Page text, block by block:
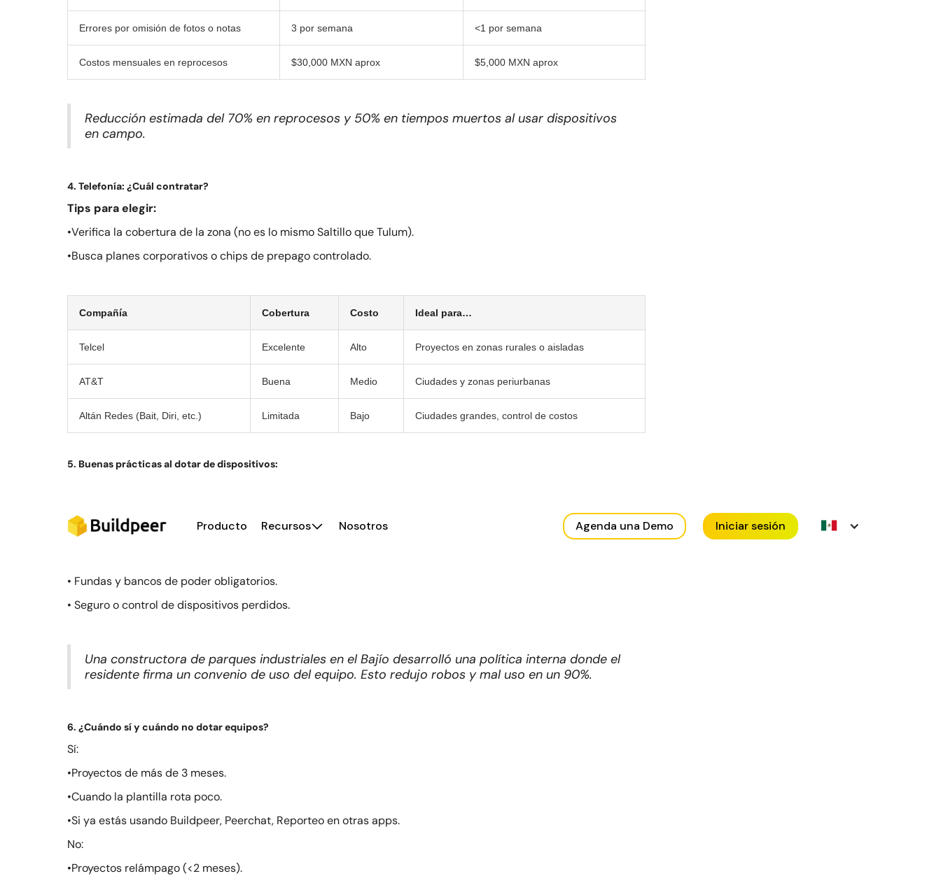
Producto Recursos Nosotros Agenda una Demo Iniciar sesión es-MX
Errores por omisión de fotos o notas 3 por semana <1 por semana
Costos mensuales en reprocesos $30,000 MXN aprox $5,000 MXN aprox
Reducción estimada del 70% en reprocesos y 50% en tiempos muertos al usar dispositivos
en campo.
4. Telefonía: ¿Cuál contratar?
Tips para elegir:
•Verifica la cobertura de la zona (no es lo mismo Saltillo que Tulum).
•Busca planes corporativos o chips de prepago controlado.
Compañía Cobertura Costo Ideal para…
Telcel Excelente Alto Proyectos en zonas rurales o aisladas
AT&T Buena Medio Ciudades y zonas periurbanas
Altán Redes (Bait, Diri, etc.) Limitada Bajo Ciudades grandes, control de costos
5. Buenas prácticas al dotar de dispositivos:
• Apps preinstaladas y bloqueadas.
• Fundas y bancos de poder obligatorios.
• Seguro o control de dispositivos perdidos.
Una constructora de parques industriales en el Bajío desarrolló una política interna donde el
residente firma un convenio de uso del equipo. Esto redujo robos y mal uso en un 90%.
6. ¿Cuándo sí y cuándo no dotar equipos?
Sí:
•Proyectos de más de 3 meses.
•Cuando la plantilla rota poco.
•Si ya estás usando Buildpeer, Peerchat, Reporteo en otras apps.
No:
•Proyectos relámpago (<2 meses).